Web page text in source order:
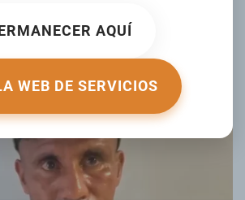
AQUÍ
WEB DE SERVICIOS
TELENORD EL02 JUNIO 2026